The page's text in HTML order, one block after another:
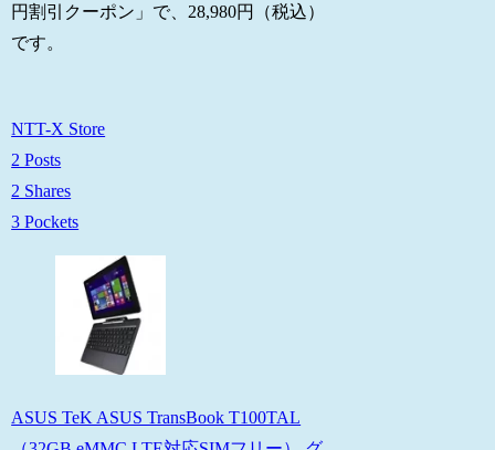
円割引クーポン」で、28,980円（税込）
です。
NTT-X Store
2 Posts
2 Shares
3 Pockets
ASUS TeK ASUS TransBook T100TAL